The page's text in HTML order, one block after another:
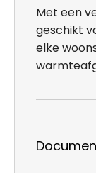
Met een
geschikt
elke